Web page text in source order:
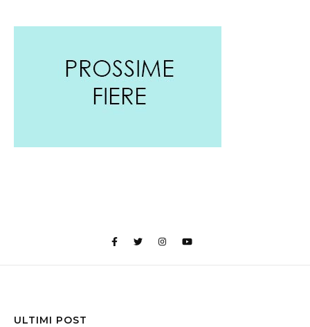
ULTIMI POST